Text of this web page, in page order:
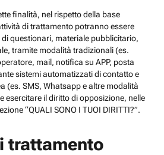
finalità, nel rispetto della base
di trattamento potranno essere
di questionari, materiale pubblicitario,
tramite modalità tradizionali (es.
mail, notifica su APP, posta
sistemi automatizzati di contatto e
(es. SMS, Whatsapp e altre modalità
esercitare il diritto di opposizione, nelle
“QUALI SONO I TUOI DIRITTI?”.
trattamento